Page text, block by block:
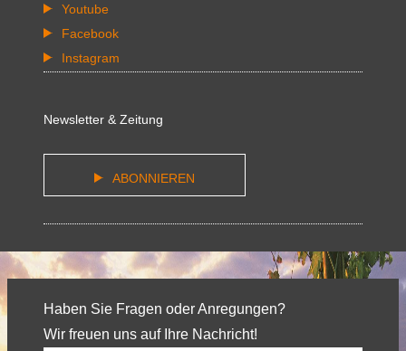
Youtube
Facebook
Instagram
Newsletter & Zeitung
ABONNIEREN
Haben Sie Fragen oder Anregungen?
Wir freuen uns auf Ihre Nachricht!